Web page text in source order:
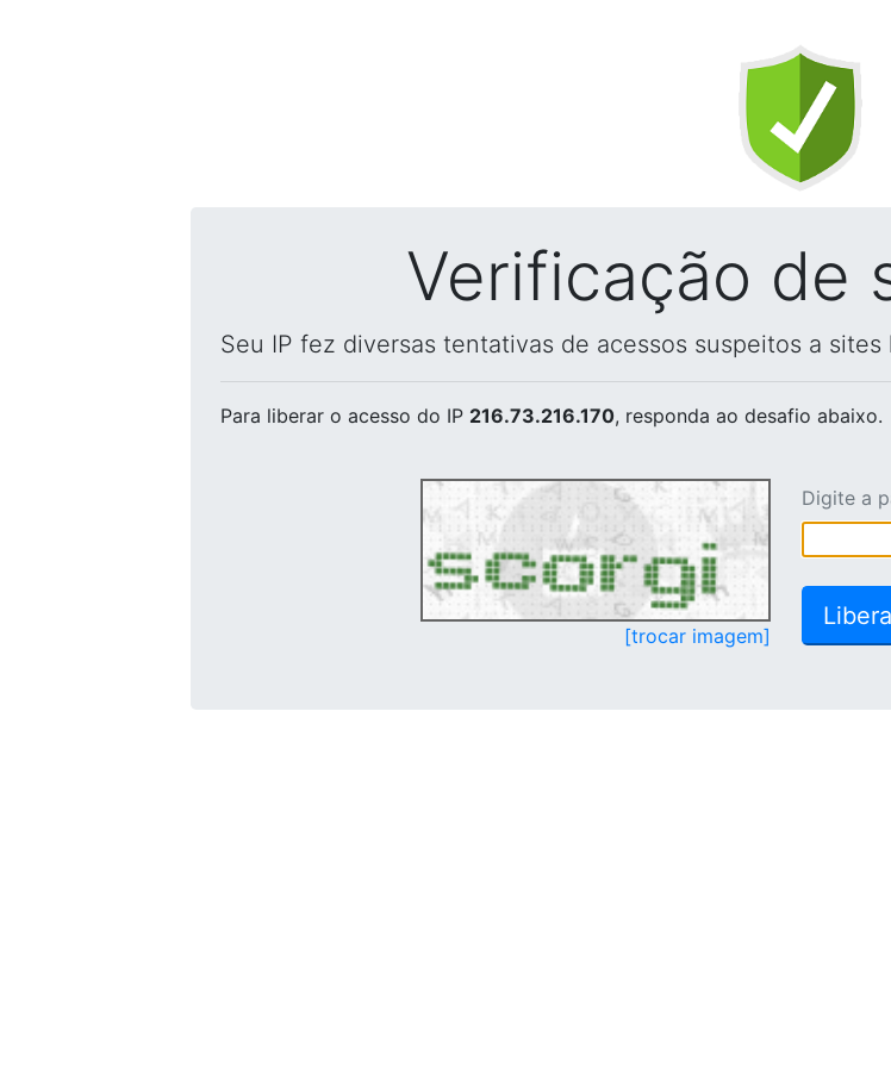
Verificação de
Seu IP fez diversas tentativas de acessos suspeitos a
Para liberar o acesso do IP 216.73.216.170, responda ao desafio abaixo.
[trocar imagem]
Digite a